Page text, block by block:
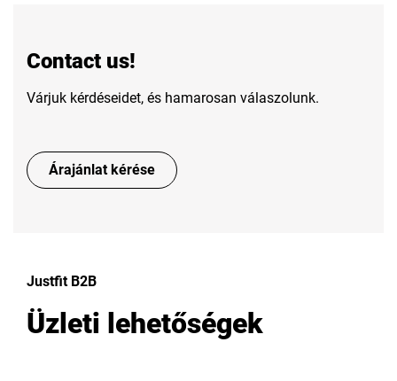
Contact us!
Várjuk kérdéseidet, és hamarosan válaszolunk.
Árajánlat kérése
Justfit B2B
Üzleti lehetőségek